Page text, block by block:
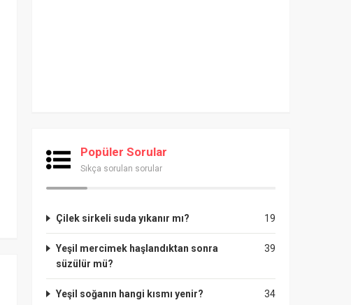
Popüler Sorular
Sıkça sorulan sorular
19
Çilek sirkeli suda yıkanır mı?
39
Yeşil mercimek haşlandıktan sonra
süzülür mü?
34
Yeşil soğanın hangi kısmı yenir?